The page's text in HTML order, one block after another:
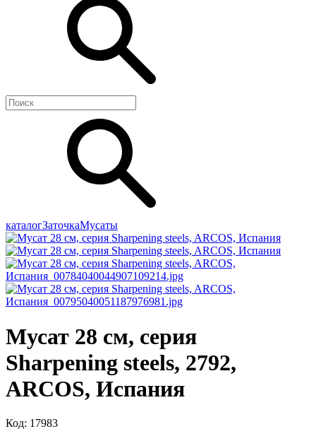
каталогЗаточкаМусаты
Мусат 28 см, серия
Sharpening steels, 2792,
ARCOS, Испания
Код: 17983